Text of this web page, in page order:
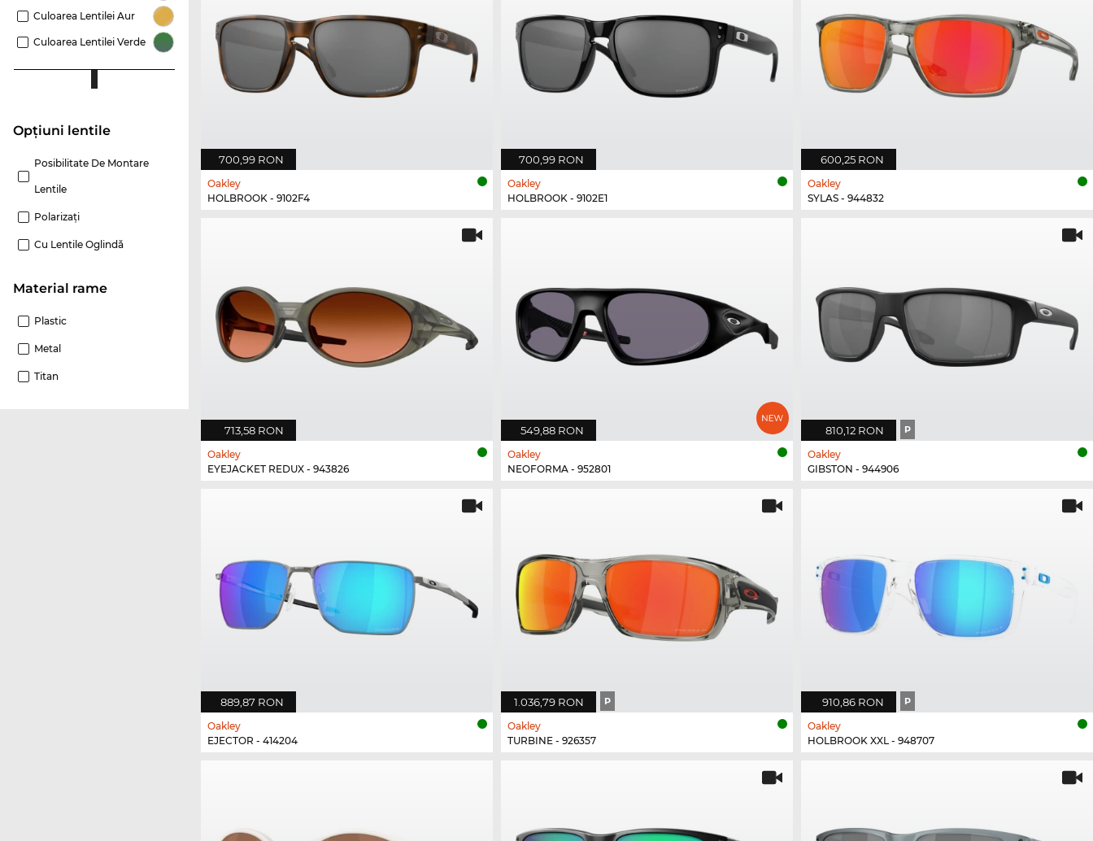
Culoarea Lentilei Aur
Culoarea Lentilei Verde
Opțiuni lentile
Posibilitate De Montare
Lentile
Polarizaţi
Cu Lentile Oglindă
Material rame
Plastic
Metal
Titan
700,99 RON
Oakley
HOLBROOK - 9102F4
700,99 RON
Oakley
HOLBROOK - 9102E1
600,25 RON
Oakley
SYLAS - 944832
713,58 RON
Oakley
EYEJACKET REDUX - 943826
549,88 RON
Oakley
NEOFORMA - 952801
810,12 RON P
Oakley
GIBSTON - 944906
889,87 RON
Oakley
EJECTOR - 414204
1.036,79 RON P
Oakley
TURBINE - 926357
910,86 RON P
Oakley
HOLBROOK XXL - 948707